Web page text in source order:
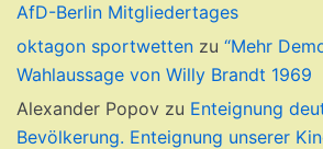
AfD-Berlin Mitgliedertages
oktagon sportwetten zu “Mehr
Wahlaussage von Willy Brandt 1969
Alexander Popov zu Enteignung
Bevölkerung. Enteignung unserer